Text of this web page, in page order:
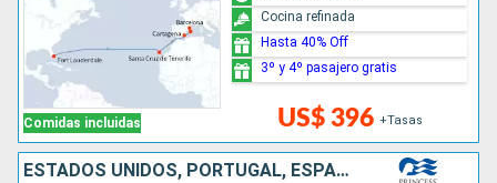
Comidas incluidas US$ 396 +Tasas
Cocina refinada
Hasta 40% Off
3º y 4º pasajero gratis
ESTADOS UNIDOS, PORTUGAL, ESPAÑA, FRANCIA, REINO UNIDO